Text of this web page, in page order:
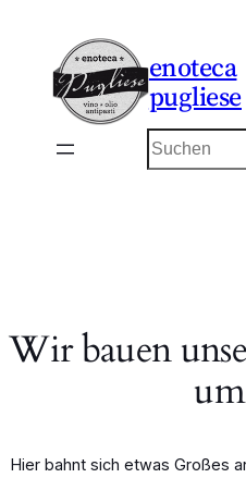
enoteca
pugliese
Suchen
Wir bauen
Hier bahnt sich etwas Großes